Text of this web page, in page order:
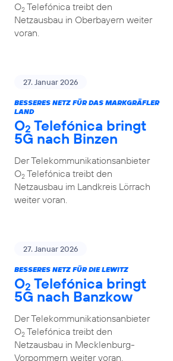
O2Telefónica treibt den
Netzausbau in Oberbayern weiter
voran.
27. Januar 2026
BESSERES NETZ FÜR DAS MARKGRÄFLER
LAND
O2 Telefónica bringt
5G nach Binzen
Der Telekommunikationsanbieter
O2Telefónica treibt den
Netzausbau im Landkreis Lörrach
weiter voran.
27. Januar 2026
BESSERES NETZ FÜR DIE LEWITZ
O2 Telefónica bringt
5G nach Banzkow
Der Telekommunikationsanbieter
O2Telefónica treibt den
Netzausbau in Mecklenburg-
Vorpommern weiter voran.